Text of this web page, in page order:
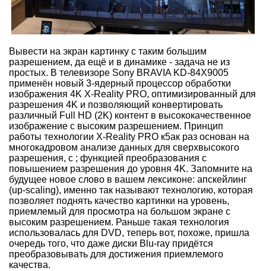
Вывести на экран картинку с таким большим
разрешением, да ещё и в динамике - задача не из
простых. В телевизоре Sony BRAVIA KD-84X9005
применён новый 3-ядерный процессор обработки
изображения 4K X-Reality PRO, оптимизированный для
разрешения 4K и позволяющий конвертировать
различный Full HD (2K) контент в высококачественное
изображение с высоким разрешением. Принцип
работы технологии X-Reality PRO к5ак раз основан на
многокадровом анализе данных для сверхвысокого
разрешения, с ; функцией преобразования с
повышением разрешения до уровня 4K. Запомните на
будущее новое слово в вашем лексиконе: апскейлинг
(up-scaling), именно так называют технологию, которая
позволяет поднять качество картинки на уровень,
приемлемый для просмотра на большом экране с
высоким разрешением. Раньше такая технология
использовалась для DVD, теперь вот, похоже, пришла
очередь того, что даже диски Blu-ray придётся
преобразовывать для достижения приемлемого
качества.